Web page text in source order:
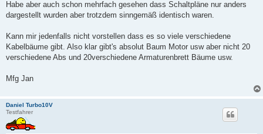
Habe aber auch schon mehrfach gesehen dass Schaltpläne nur anders
dargestellt wurden aber trotzdem sinngemäß identisch waren.
Kann mir jedenfalls nicht vorstellen dass es so viele verschiedene
Kabelbäume gibt. Also klar gibt's absolut Baum Motor usw aber nicht 20
verschiedene Abs und 20verschiedene Armaturenbrett Bäume usw.
Mfg Jan
Daniel Turbo10V
Testfahrer